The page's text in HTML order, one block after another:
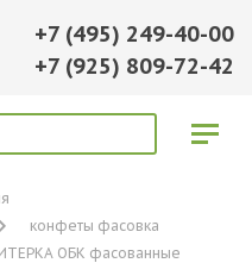
+7 (495) 249-40-00
+7 (925) 809-72-42
конфеты фасовка
ОБК фасованные